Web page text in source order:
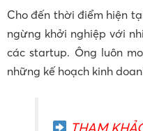
Cho đến thời điểm hiện
ngừng khởi nghiệp với
các startup. Ông luôn
những kế hoạch kinh